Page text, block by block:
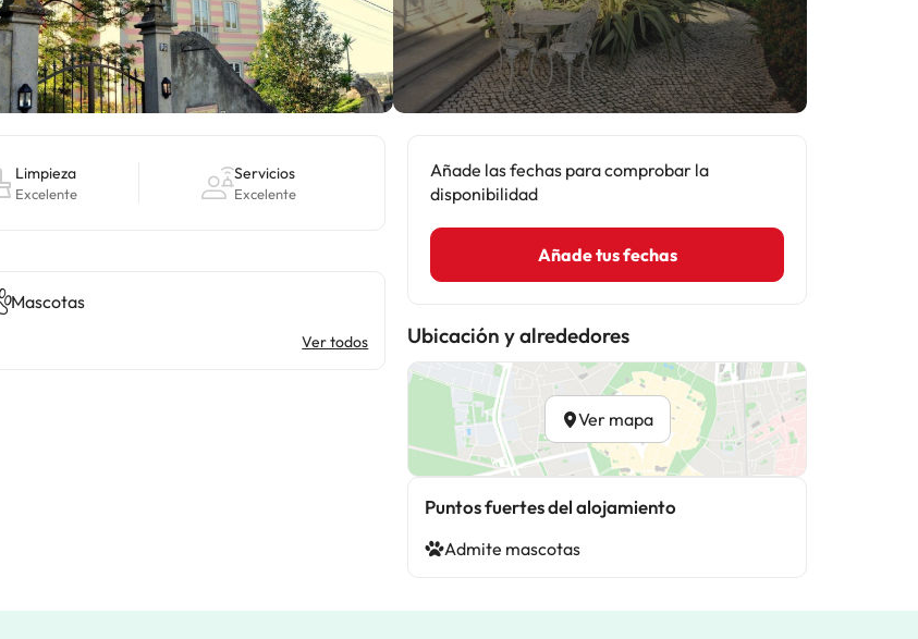
Limpieza
Excelente
Servicios
Excelente
Mascotas
Ver todos
Añade las fechas para comprobar la
disponibilidad
Añade tus fechas
Ubicación y alrededores
Ver mapa
Puntos fuertes del alojamiento
Admite mascotas